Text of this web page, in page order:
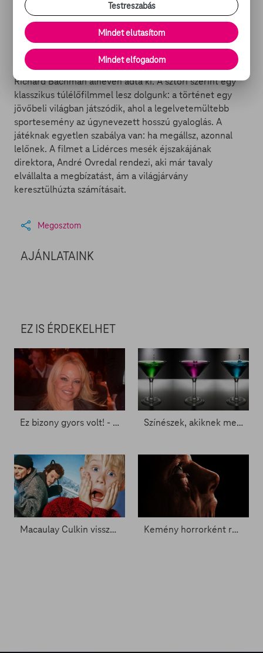
Úgy tűnik, a hollywoodi feldolgozóipar a legkevésbé
sem unt bele a Stephen King-művek megfilmesítésébe.
Ezúttal a The Long Walk – avagy A hosszú menetelés –
című
1979-es regény kerül sorra
, mely nem tartozik az
író legismertebb művei közé – leginkább azért, mert
Richard Bachman álnéven adta ki. A sztori szerint egy
klasszikus túlélőfilmmel lesz dolgunk: a történet egy
jövőbeli világban játszódik, ahol a legelvetemültebb
sportesemény az úgynevezett hosszú gyaloglás. A
játéknak egyetlen szabálya van: ha megállsz, azonnal
lelőnek. A filmet a Lidérces mesék éjszakájának
direktora, André Ovredal rendezi, aki már tavaly
elvállalta a megbízatást, ám a világjárvány
keresztülhúzta számításait.
Megosztom
AJÁNLATAINK
EZ IS ÉRDEKELHET
Ez bizony gyors volt! - Zacc nélkül 894. Színészek, akiknek meggyűlt a baja az alkohollal
Macaulay Culkin visszatérhet Kevinként - Zacc nélkül 2096. Kemény horrorként rúghatja be az ajtót Agyagpofa - Zacc nélkül 2093.
Testreszabás
Mindet elutasítom
Mindet elfogadom